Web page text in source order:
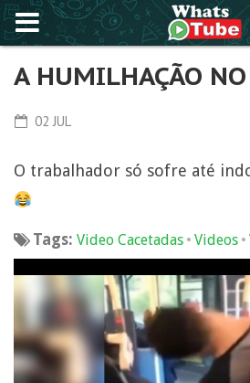
A HUMILHAÇÃO
02 JUL
O trabalhador só sofre até
Tags: Video Cacetadas • Videos •